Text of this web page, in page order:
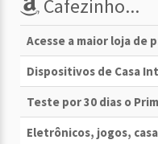
Cafezinho...
Acesse a maior loja
Dispositivos de Casa
Teste por 30 dias o
Eletrônicos, jogos,